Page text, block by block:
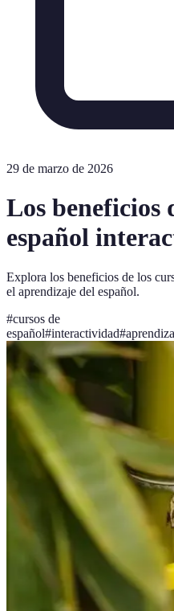
29 de marzo de 2026
Los beneficios
español
Explora los beneficios de los
el aprendizaje del español.
#cursos de
español#interactividad#